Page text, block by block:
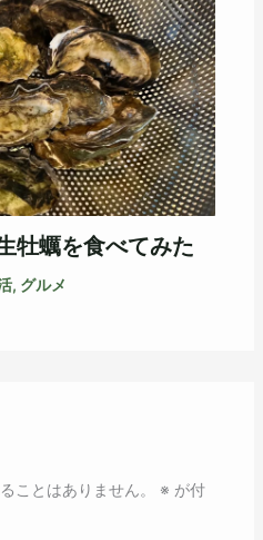
牡蠣を食べてみた
, グルメ
ことはありません。 ※ が付